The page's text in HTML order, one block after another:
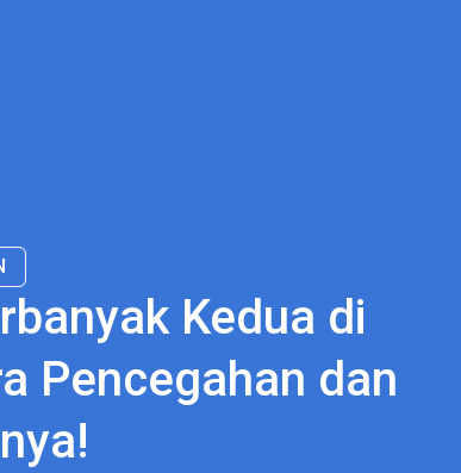
Kedua di
Pencegahan dan